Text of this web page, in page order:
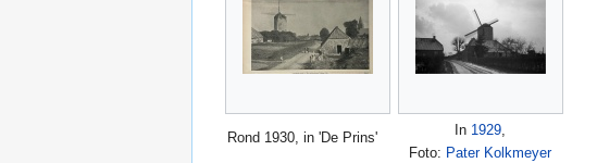
Rond 1930, in 'De Prins' In 1929,
Foto: Pater Kolkmeyer